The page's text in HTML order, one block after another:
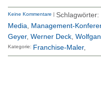
Keine Kommentare |
Media, Management-
Geyer, Werner Deck,
Kategorie: Franchise-Maler